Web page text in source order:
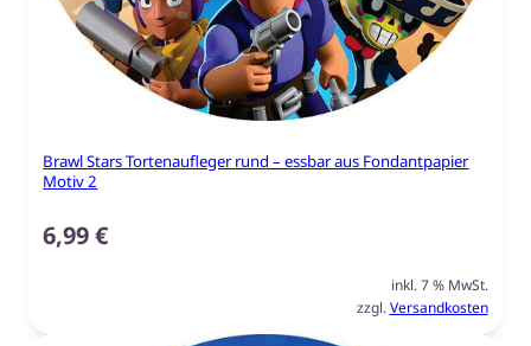
Brawl Stars Tortenaufleger rund – essbar aus Fondantpapier
Motiv 2
6,99€
inkl. 7 % MwSt.
zzgl.Versandkosten